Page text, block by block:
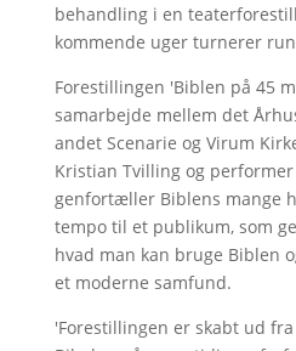
behandling i en
kommende uger turnerer
Forestillingen 'Biblen på 45
samarbejde mellem det
andet Scenarie og Virum
Kristian Tvilling og
genfortæller Biblens mange
tempo til et publikum, som
hvad man kan bruge Biblen
et moderne samfund.
'Forestillingen er skabt ud